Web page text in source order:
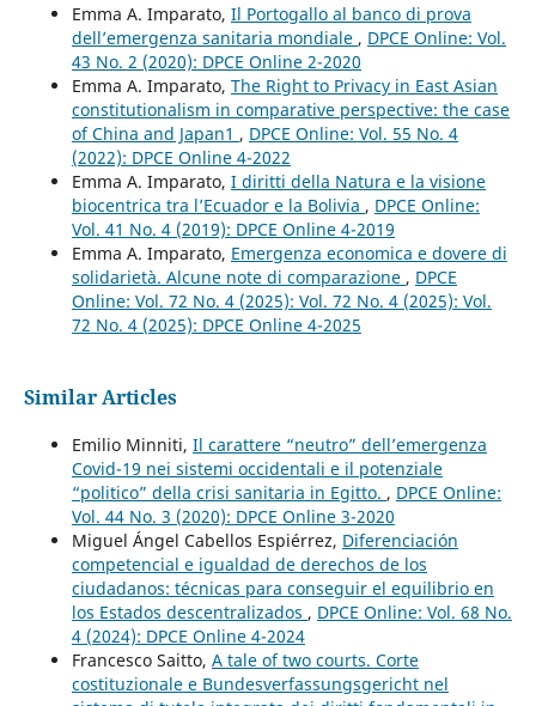
Emma A. Imparato, Il Portogallo al banco di prova
dell’emergenza sanitaria mondiale , DPCE Online: Vol.
43 No. 2 (2020): DPCE Online 2-2020
Emma A. Imparato, The Right to Privacy in East Asian
constitutionalism in comparative perspective: the case
of China and Japan1 , DPCE Online: Vol. 55 No. 4
(2022): DPCE Online 4-2022
Emma A. Imparato, I diritti della Natura e la visione
biocentrica tra l’Ecuador e la Bolivia , DPCE Online:
Vol. 41 No. 4 (2019): DPCE Online 4-2019
Emma A. Imparato, Emergenza economica e dovere di
solidarietà. Alcune note di comparazione , DPCE
Online: Vol. 72 No. 4 (2025): Vol. 72 No. 4 (2025): Vol.
72 No. 4 (2025): DPCE Online 4-2025
Similar Articles
Emilio Minniti, Il carattere “neutro” dell’emergenza
Covid-19 nei sistemi occidentali e il potenziale
“politico” della crisi sanitaria in Egitto. , DPCE Online:
Vol. 44 No. 3 (2020): DPCE Online 3-2020
Miguel Ángel Cabellos Espiérrez, Diferenciación
competencial e igualdad de derechos de los
ciudadanos: técnicas para conseguir el equilibrio en
los Estados descentralizados , DPCE Online: Vol. 68 No.
4 (2024): DPCE Online 4-2024
Francesco Saitto, A tale of two courts. Corte
costituzionale e Bundesverfassungsgericht nel